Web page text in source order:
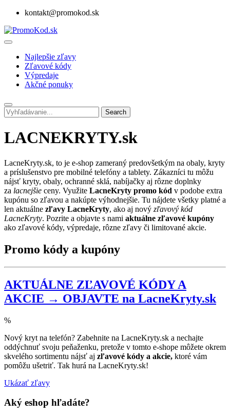
kontakt@promokod.sk
Najlepšie zľavy
Zľavové kódy
Výpredaje
Akčné ponuky
Search
LACNEKRYTY.sk
LacneKryty.sk, to je e-shop zameraný predovšetkým na obaly, kryty
a príslušenstvo pre mobilné telefóny a tablety. Zákazníci tu môžu
nájsť kryty, obaly, ochranné sklá, nabíjačky aj rôzne doplnky
za lacnejšie ceny. Využite LacneKryty promo kód v podobe extra
kupónu so zľavou a nakúpte výhodnejšie. Tu nájdete všetky platné a
len aktuálne zľavy LacneKryty, ako aj nový zľavový kód
LacneKryty. Pozrite a objavte s nami aktuálne zľavové kupóny
ako zľavové kódy, výpredaje, rôzne zľavy či limitované akcie.
Promo kódy a kupóny
AKTUÁLNE ZĽAVOVÉ KÓDY A
AKCIE → OBJAVTE na LacneKryty.sk
%
Nový kryt na telefón? Zabehnite na LacneKryty.sk a nechajte
oddýchnuť svoju peňaženku, pretože v tomto e-shope môžete okrem
skvelého sortimentu nájsť aj zľavové kódy a akcie, ktoré vám
pomôžu ušetriť. Tak hurá na LacneKryty.sk!
Ukázať zľavy
Aký eshop hľadáte?